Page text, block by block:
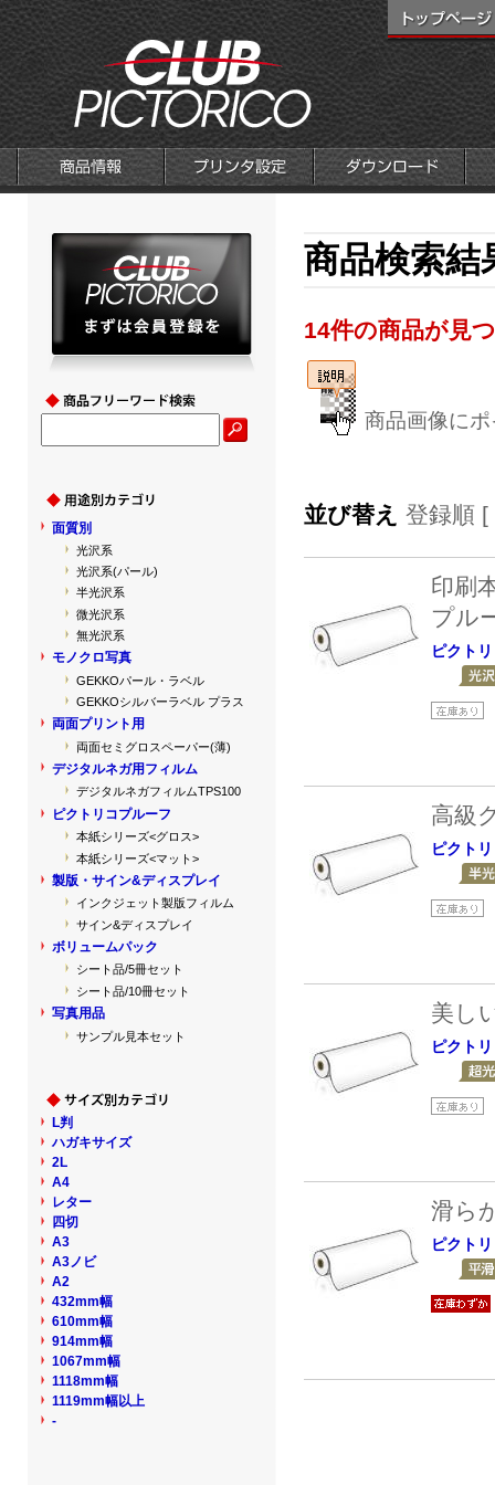
商品検索結
14件の商品が見
商品画像に
並び替え 登録順 [
印刷
プル
ピクト
高級
ピクト
美し
ピクト
滑ら
ピクト
面質別
光沢系
光沢系(パール)
半光沢系
微光沢系
無光沢系
モノクロ写真
GEKKOパール・ラベル
GEKKOシルバーラベル プラス
両面プリント用
両面セミグロスペーパー(薄)
デジタルネガ用フィルム
デジタルネガフィルムTPS100
ピクトリコプルーフ
本紙シリーズ<グロス>
本紙シリーズ<マット>
製版・サイン&ディスプレイ
インクジェット製版フィルム
サイン&ディスプレイ
ボリュームパック
シート品/5冊セット
シート品/10冊セット
写真用品
サンプル見本セット
L判
ハガキサイズ
2L
A4
レター
四切
A3
A3ノビ
A2
432mm幅
610mm幅
914mm幅
1067mm幅
1118mm幅
1119mm幅以上
-